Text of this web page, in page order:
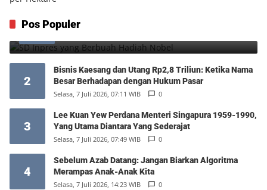
Pos Populer
1 SD Inpres yang Berbuah Hadiah Nobel
2
Bisnis Kaesang dan Utang Rp2,8 Triliun: Ketika Nama
Besar Berhadapan dengan Hukum Pasar
Selasa, 7 Juli 2026, 07:11 WIB 0
3
Lee Kuan Yew Perdana Menteri Singapura 1959-1990,
Yang Utama Diantara Yang Sederajat
Selasa, 7 Juli 2026, 07:49 WIB 0
4
Sebelum Azab Datang: Jangan Biarkan Algoritma
Merampas Anak-Anak Kita
Selasa, 7 Juli 2026, 14:23 WIB 0